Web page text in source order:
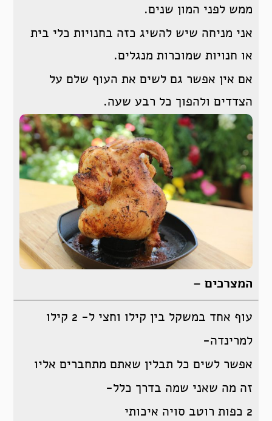
ממש לפני המון שנים.
אני מניחה שיש להשיג כזה בחנויות כלי בית
או חנויות שמוכרות מנגלים.
אם אין אפשר גם לשים את העוף שלם על
הצדדים ולהפוך כל רבע שעה.
המצרכים –
עוף אחד במשקל בין קילו וחצי ל- 2 קילו
למרינדה-
אפשר לשים כל תבלין שאתם מתחברים אליו
זה מה שאני שמה בדרך כלל-
2 כפות רוטב סויה איכותי